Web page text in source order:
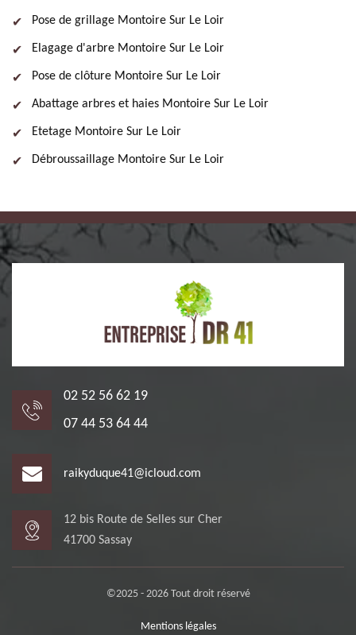
Pose de grillage Montoire Sur Le Loir
Elagage d'arbre Montoire Sur Le Loir
Pose de clôture Montoire Sur Le Loir
Abattage arbres et haies Montoire Sur Le Loir
Etetage Montoire Sur Le Loir
Débroussaillage Montoire Sur Le Loir
02 52 56 62 19
07 44 53 64 44
raikyduque41@icloud.com
12 bis Route de Selles sur Cher
41700 Sassay
©2025 - 2026 Tout droit réservé
Mentions légales